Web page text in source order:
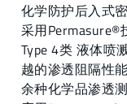
化学防护后入式
采用Permasure®
Type 4类 液体喷
越的渗透阻隔性
余种化学品渗透